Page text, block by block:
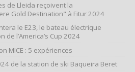
de Lleida reçoivent la
Gold Destination" à Fitur 2024
le E23, le bateau électrique
l’America’s Cup 2024
MICE : 5 expériences
de la station de ski Baqueira Beret